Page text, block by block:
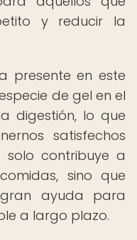
y reducir la
presente en este
de gel en el
digestión, lo que
satisfechos
contribuye a
sino que
ayuda para
a largo plazo.